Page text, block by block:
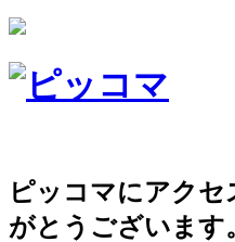
ピッコマにアクセ
がとうございます